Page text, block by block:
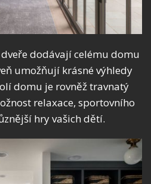
dodávají celému domu
umožňují krásné výhledy
domu je rovněž travnatý
relaxace, sportovního
hry vašich dětí.